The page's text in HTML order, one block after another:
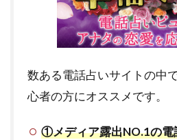
数ある電話占いサイトの中
心者の方にオススメです。
①メディア露出NO.1の電